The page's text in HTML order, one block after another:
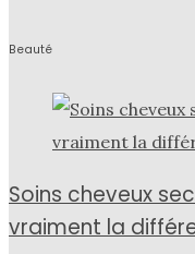
Beauté
Soins cheveux
vraiment la